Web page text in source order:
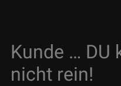
Kunde … DU
nicht rein!